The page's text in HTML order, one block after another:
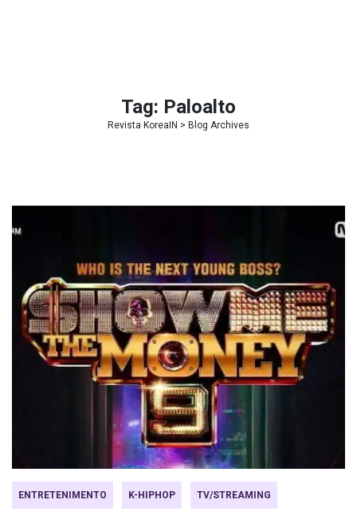
Tag: Paloalto
Revista KoreaIN > Blog Archives
ENTRETENIMENTO K-HIPHOP TV/STREAMING